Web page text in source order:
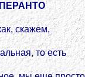
скажем,
то есть